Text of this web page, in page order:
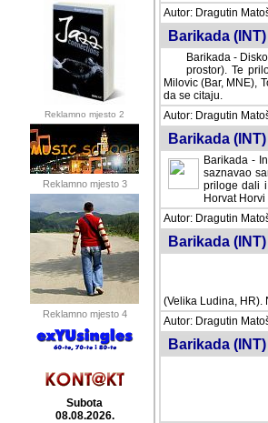
Reklamno mjesto 2
Reklamno mjesto 3
Reklamno mjesto 4
Subota
08.08.2026.
Autor: Dragutin
Barikada
Barikada -
prostor). Te
(Bar, MNE),
citaju.
Autor: Dragutin
Barikada
Barikada -
saznavao
priloge dali
Horvat Horvi
Autor: Dragutin
Barikada
(Velika Ludina, HR).
Autor: Dragutin
Barikada